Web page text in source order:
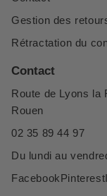
Gestion des
Rétractation du
Contact
Route de Lyons la
Rouen
02 35 89 44 97
Du lundi au
FacebookPinterest